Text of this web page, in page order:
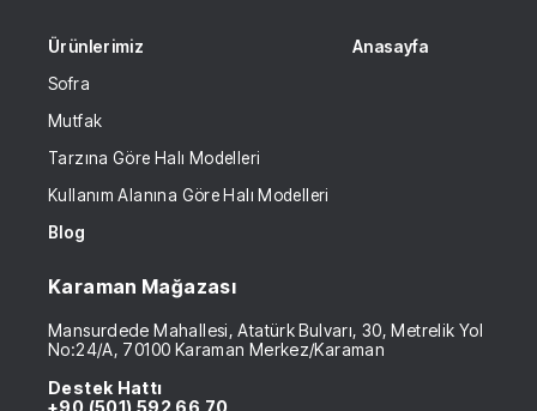
Ürünlerimiz
Sofra
Mutfak
Tarzına Göre Halı Modelleri
Kullanım Alanına Göre Halı Modelleri
Anasayfa
Blog
Karaman Mağazası
Mansurdede Mahallesi, Atatürk Bulvarı, 30, Metrelik Yol
No:24/A, 70100 Karaman Merkez/Karaman
Destek Hattı
+90 (501) 592 66 70